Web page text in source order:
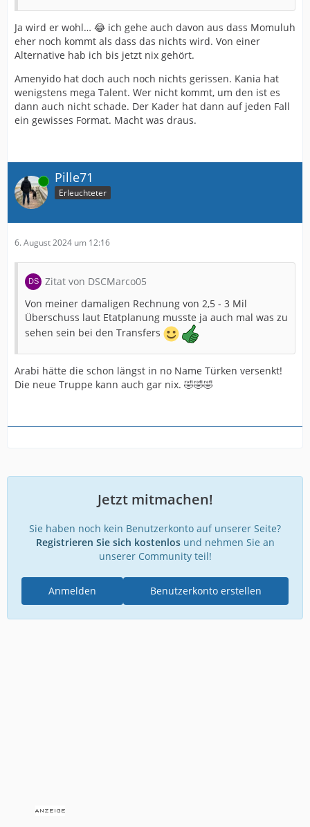
Ja wird er wohl… 😂 ich gehe auch davon aus dass Momuluh
eher noch kommt als dass das nichts wird. Von einer
Alternative hab ich bis jetzt nix gehört.
Amenyido hat doch auch noch nichts gerissen. Kania hat
wenigstens mega Talent. Wer nicht kommt, um den ist es
dann auch nicht schade. Der Kader hat dann auf jeden Fall
ein gewisses Format. Macht was draus.
Online Pille71
Erleuchteter
6. August 2024 um 12:16
Zitat von DSCMarco05
Von meiner damaligen Rechnung von 2,5 - 3 Mil
Überschuss laut Etatplanung musste ja auch mal was zu
sehen sein bei den Transfers
Arabi hätte die schon längst in no Name Türken versenkt!
Die neue Truppe kann auch gar nix. 🤣🤣🤣
Jetzt mitmachen!
Sie haben noch kein Benutzerkonto auf unserer Seite?
Registrieren Sie sich kostenlosund nehmen Sie an
unserer Community teil!
Benutzerkonto erstellen
Anmelden